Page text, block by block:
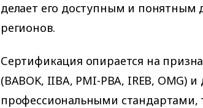
делает его доступным и понятным
регионов.
Сертификация опирается на
(BABOK, IIBA, PMI-PBA, IREB, OMG)
профессиональными стандартами,